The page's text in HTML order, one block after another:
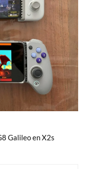
Galileo en X2s